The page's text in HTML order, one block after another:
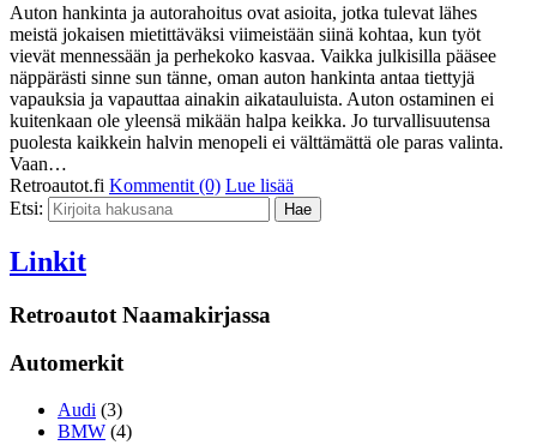
Auton hankinta ja autorahoitus ovat asioita, jotka tulevat lähes
meistä jokaisen mietittäväksi viimeistään siinä kohtaa, kun työt
vievät mennessään ja perhekoko kasvaa. Vaikka julkisilla pääsee
näppärästi sinne sun tänne, oman auton hankinta antaa tiettyjä
vapauksia ja vapauttaa ainakin aikatauluista. Auton ostaminen ei
kuitenkaan ole yleensä mikään halpa keikka. Jo turvallisuutensa
puolesta kaikkein halvin menopeli ei välttämättä ole paras valinta.
Vaan…
Retroautot.fi Kommentit (0) Lue lisää
Etsi:
Linkit
Retroautot Naamakirjassa
Automerkit
Audi (3)
BMW (4)